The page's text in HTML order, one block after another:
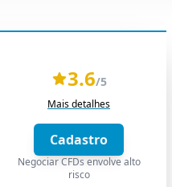
3.6/5
Mais detalhes
Cadastro
Negociar CFDs envolve alto
risco